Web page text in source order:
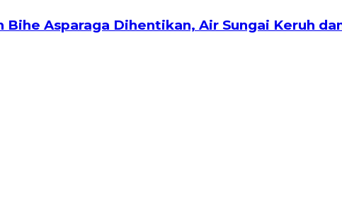
Asparaga Dihentikan, Air Sungai Keruh